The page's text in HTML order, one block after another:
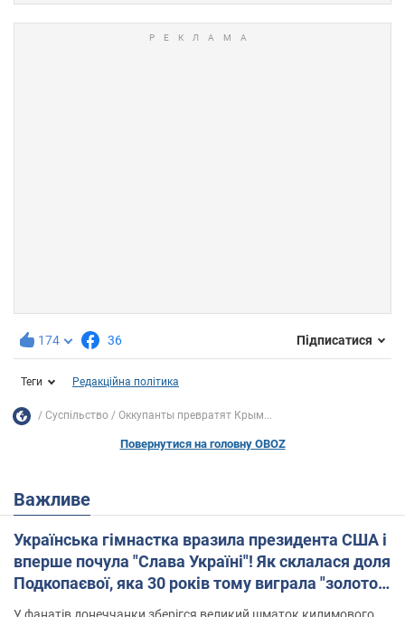
174 36 Підписатися
Теги Редакційна політика
Суспільство Оккупанты превратят Крым...
Повернутися на головну OBOZ
Важливе
Українська гімнастка вразила президента США і
вперше почула "Слава Україні"! Як склалася доля
Подкопаєвої, яка 30 років тому виграла "золото"
Олімпіади
У фанатів донеччанки зберігся великий шматок килимового